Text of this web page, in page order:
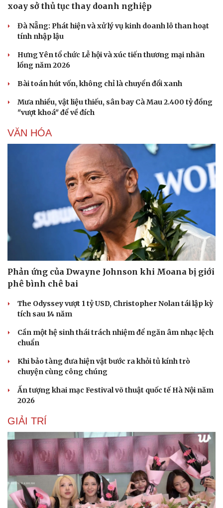
Văn hóa
Sân khấu - Điện ảnh
Âm nhạc
Giải trí
Sao Việt
xoay sở thủ tục thay doanh nghiệp
Đà Nẵng: Phát hiện và xử lý vụ kinh doanh lô than hoạt
tính nhập lậu
Hưng Yên tổ chức Lễ hội và xúc tiến thương mại nhãn
lồng năm 2026
Bài toán hút vốn, không chỉ là chuyển đổi xanh
Mưa nhiều, vật liệu thiếu, sân bay Cà Mau 2.400 tỷ đồng
"vượt khoá" để về đích
VĂN HÓA
Phản ứng của Dwayne Johnson khi Moana bị giới
phê bình chê bai
The Odyssey vượt 1 tỷ USD, Christopher Nolan tái lập kỳ
tích sau 14 năm
Cần một hệ sinh thái trách nhiệm để ngăn âm nhạc lệch
chuẩn
Khi bảo tàng đưa hiện vật bước ra khỏi tủ kính trò
chuyện cùng công chúng
Ấn tượng khai mạc Festival võ thuật quốc tế Hà Nội năm
2026
GIẢI TRÍ